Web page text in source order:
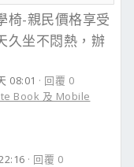
椅-親民價格享受
久坐不悶熱，辦
08:01
回覆 0
Book 及 Mobile
回覆 0